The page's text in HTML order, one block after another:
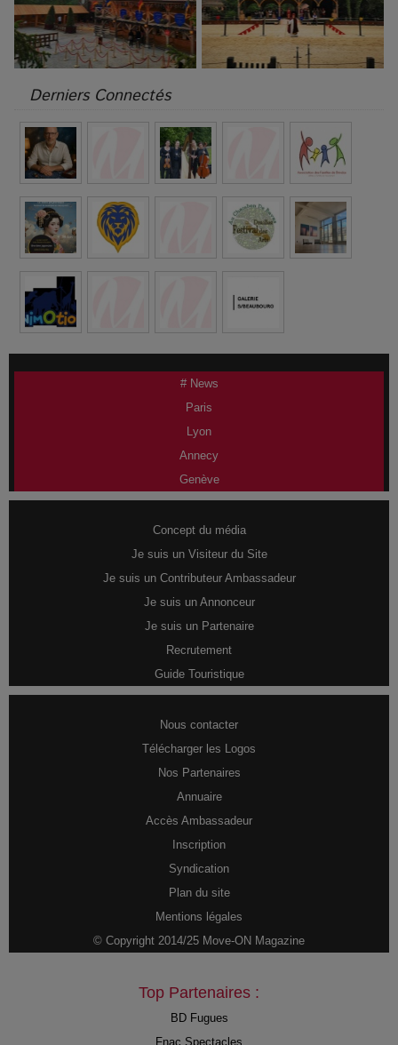
Derniers Connectés
# News
Paris
Lyon
Annecy
Genève
Concept du média
Je suis un Visiteur du Site
Je suis un Contributeur Ambassadeur
Je suis un Annonceur
Je suis un Partenaire
Recrutement
Guide Touristique
Nous contacter
Télécharger les Logos
Nos Partenaires
Annuaire
Accès Ambassadeur
Inscription
Syndication
Plan du site
Mentions légales
© Copyright 2014/25 Move-ON Magazine
Top Partenaires :
BD Fugues
Fnac Spectacles